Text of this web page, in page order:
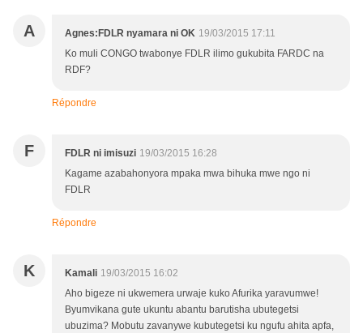
A Agnes:FDLR nyamara ni OK 19/03/2015 17:11
Ko muli CONGO twabonye FDLR ilimo gukubita FARDC na
RDF?
Répondre
F FDLR ni imisuzi 19/03/2015 16:28
Kagame azabahonyora mpaka mwa bihuka mwe ngo ni
FDLR
Répondre
K Kamali 19/03/2015 16:02
Aho bigeze ni ukwemera urwaje kuko Afurika yaravumwe!
Byumvikana gute ukuntu abantu barutisha ubutegetsi
ubuzima? Mobutu zavanywe kubutegetsi ku ngufu ahita apfa,